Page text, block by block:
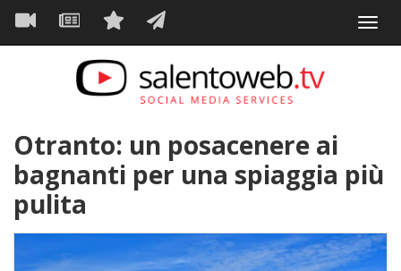
Salta
contenuto
Navigazione
principale
Otranto: un posacenere ai
bagnanti per una spiaggia più
pulita